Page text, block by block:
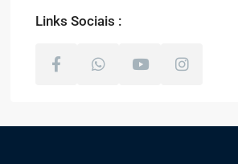
Links Sociais :